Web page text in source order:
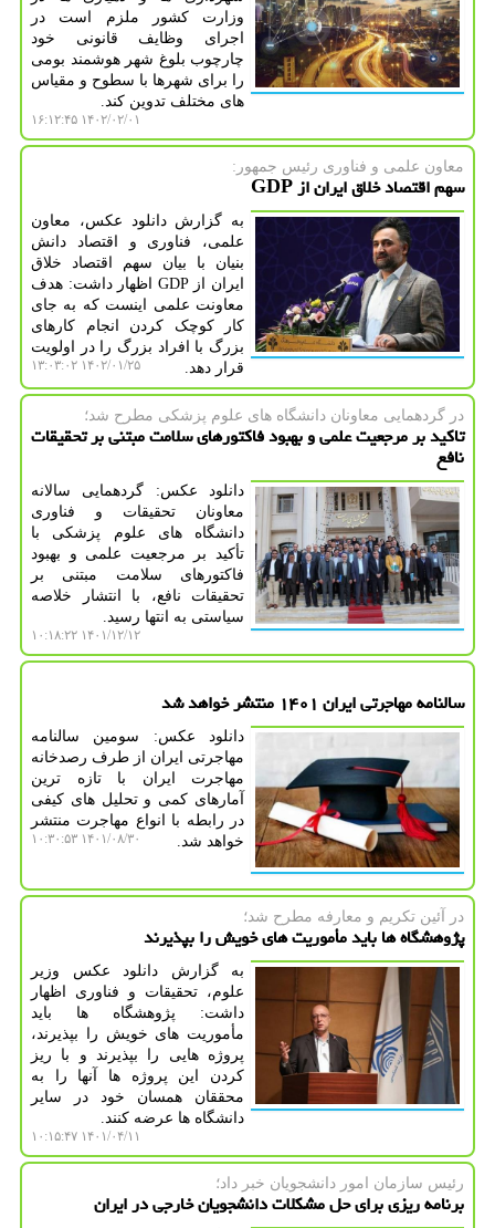
وزارت کشور ملزم است در
اجرای وظایف قانونی خود
چارچوب بلوغ شهر هوشمند بومی
را برای شهرها با سطوح و مقیاس
های مختلف تدوین کند.
۱۴۰۲/۰۲/۰۱ ۱۶:۱۲:۴۵
معاون علمی و فناوری رئیس جمهور:
سهم اقتصاد خلاق ایران از GDP
به گزارش دانلود عکس، معاون
علمی، فناوری و اقتصاد دانش
بنیان با بیان سهم اقتصاد خلاق
ایران از GDP اظهار داشت: هدف
معاونت علمی اینست که به جای
کار کوچک کردن انجام کارهای
بزرگ با افراد بزرگ را در اولویت
قرار دهد.
۱۴۰۲/۰۱/۲۵ ۱۳:۰۳:۰۲
در گردهمایی معاونان دانشگاه های علوم پزشكی مطرح شد؛
تاکید بر مرجعیت علمی و بهبود فاکتورهای سلامت مبتنی بر تحقیقات
نافع
دانلود عکس: گردهمایی سالانه
معاونان تحقیقات و فناوری
دانشگاه های علوم پزشکی با
تأکید بر مرجعیت علمی و بهبود
فاکتورهای سلامت مبتنی بر
تحقیقات نافع، با انتشار خلاصه
سیاستی به انتها رسید.
۱۴۰۱/۱۲/۱۲ ۱۰:۱۸:۲۲
سالنامه مهاجرتی ایران ۱۴۰۱ منتشر خواهد شد
دانلود عکس: سومین سالنامه
مهاجرتی ایران از طرف رصدخانه
مهاجرت ایران با تازه ترین
آمارهای کمی و تحلیل های کیفی
در رابطه با انواع مهاجرت منتشر
خواهد شد.
۱۴۰۱/۰۸/۳۰ ۱۰:۳۰:۵۳
در آئین تكریم و معارفه مطرح شد؛
پژوهشگاه ها باید مأموریت های خویش را بپذیرند
به گزارش دانلود عکس وزیر
علوم، تحقیقات و فناوری اظهار
داشت: پژوهشگاه ها باید
مأموریت های خویش را بپذیرند،
پروژه هایی را بپذیرند و با ریز
کردن این پروژه ها آنها را به
محققان همسان خود در سایر
دانشگاه ها عرضه کنند.
۱۴۰۱/۰۴/۱۱ ۱۰:۱۵:۴۷
رئیس سازمان امور دانشجویان خبر داد؛
برنامه ریزی برای حل مشکلات دانشجویان خارجی در ایران